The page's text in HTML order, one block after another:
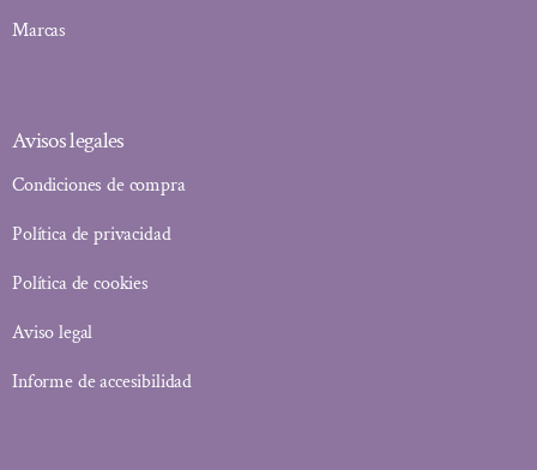
Marcas
Avisos legales
Condiciones de compra
Política de privacidad
Política de cookies
Aviso legal
Informe de accesibilidad